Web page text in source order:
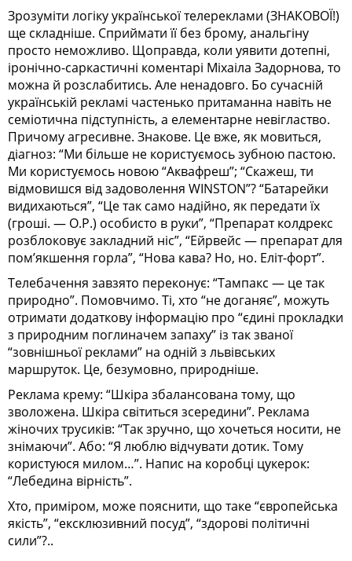
Зрозуміти логіку української телереклами (ЗНАКОВОЇ!)
ще складніше. Сприймати її без брому, анальгіну
просто неможливо. Щоправда, коли уявити дотепні,
іронічно-саркастичні коментарі Міхаіла Задорнова, то
можна й розслабитись. Але ненадовго. Бо сучасній
українській рекламі частенько притаманна навіть не
семіотична підступність, а елементарне невігластво.
Причому агресивне. Знакове. Це вже, як мовиться,
діагноз: “Ми більше не користуємось зубною пастою.
Ми користуємось новою “Аквафреш”; “Скажеш, ти
відмовишся від задоволення WINSTON”? “Батарейки
видихаються”, “Це так само надійно, як передати їх
(гроші. — О.Р.) особисто в руки”, “Препарат колдрекс
розблоковує закладний ніс”, “Ейрвейс — препарат для
пом’якшення горла”, “Нова кава? Но, но. Еліт-форт”.
Телебачення завзято переконує: “Тампакс — це так
природно”. Помовчимо. Ті, хто “не доганяє”, можуть
отримати додаткову інформацію про “єдині прокладки
з природним поглиначем запаху” із так званої
“зовнішньої реклами” на одній з львівських
маршруток. Це, безумовно, природніше.
Реклама крему: “Шкіра збалансована тому, що
зволожена. Шкіра світиться зсередини”. Реклама
жіночих трусиків: “Так зручно, що хочеться носити, не
знімаючи”. Або: “Я люблю відчувати дотик. Тому
користуюся милом…”. Напис на коробці цукерок:
“Лебедина вірність”.
Хто, приміром, може пояснити, що таке “європейська
якість”, “ексклюзивний посуд”, “здорові політичні
сили”?..